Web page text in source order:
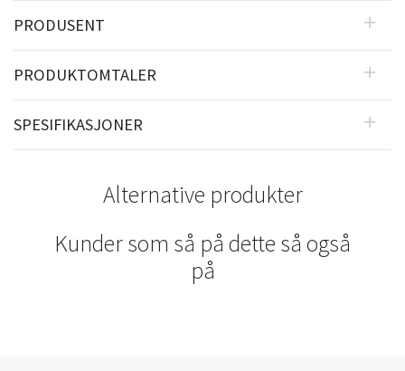
PRODUSENT
PRODUKTOMTALER
SPESIFIKASJONER
Alternative produkter
Kunder som så på dette så også
på